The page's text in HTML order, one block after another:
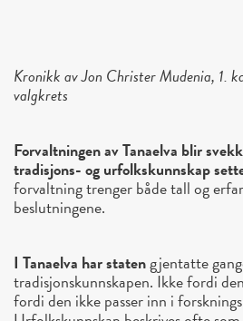
Kronikk av Jon Christer Mudenia, 1.
valgkrets
Forvaltningen av Tanaelva blir
tradisjons- og urfolkskunnskap
forvaltning trenger både tall og
beslutningene.
I Tanaelva har statengjentatte
tradisjonskunnskapen. Ikke fordi
fordi den ikke passer inn i